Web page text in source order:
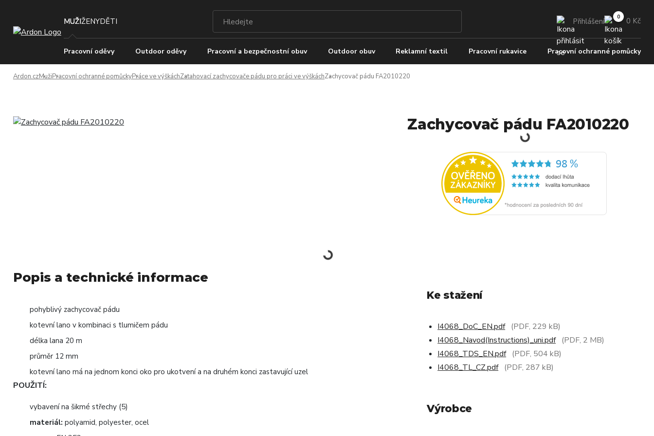
MUŽIŽENYDĚTI Přihlášení 0 Kč
Pracovní oděvy Outdoor oděvy Pracovní a bezpečnostní obuv Outdoor obuv Reklamní textil Pracovní rukavice Pracovní ochranné pomůcky
Ardon.czMužiPracovní ochranné pomůckyPráce ve výškáchZatahovací zachycovače pádu pro práci ve výškáchZachycovač pádu FA2010220
Zachycovač pádu FA2010220
Popis a technické informace
pohyblivý zachycovač pádu
kotevní lano v kombinaci s tlumičem pádu
délka lana 20 m
průměr 12 mm
kotevní lano má na jednom konci oko pro ukotvení a na druhém konci zastavující uzel
POUŽITÍ:
vybavení na šikmé střechy (5)
materiál: polyamid, polyester, ocel
Ke stažení
I4068_DoC_EN.pdf (PDF, 229 kB)
I4068_Navod(Instructions)_uni.pdf (PDF, 2 MB)
I4068_TDS_EN.pdf (PDF, 504 kB)
I4068_TL_CZ.pdf (PDF, 287 kB)
Výrobce